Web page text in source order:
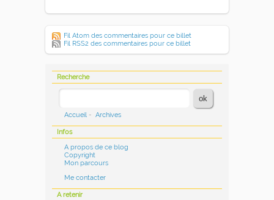
Fil Atom des commentaires pour ce billet
Fil RSS2 des commentaires pour ce billet
Recherche
Accueil - Archives
Infos
A propos de ce blog
Copyright
Mon parcours
Me contacter
A retenir